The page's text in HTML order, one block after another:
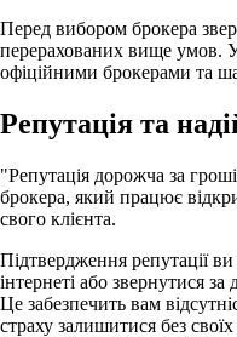
Перед вибором брокера
перерахованих вище умов.
офіційними брокерами та
Репутація та
"Репутація дорожча за
брокера, який працює
свого клієнта.
Підтвердження репутації
інтернеті або звернутися
Це забезпечить вам
страху залишитися без